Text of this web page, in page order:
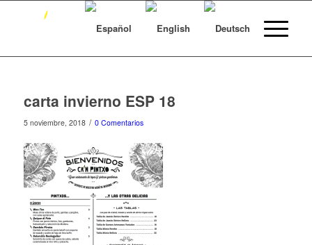
carta invierno ESP 18
5 noviembre, 2018 / 0 Comentarios